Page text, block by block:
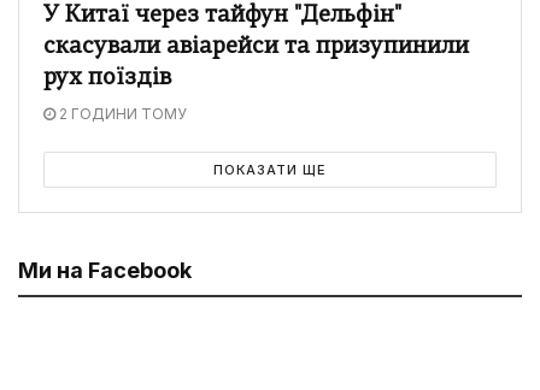
У Китаї через тайфун "Дельфін"
скасували авіарейси та призупинили
рух поїздів
2 ГОДИНИ ТОМУ
ПОКАЗАТИ ЩЕ
Ми на Facebook